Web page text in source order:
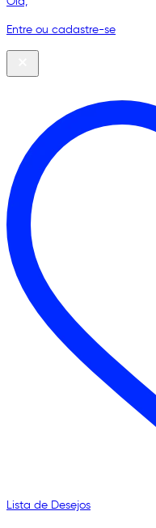
Entre ou cadastre-se
Lista de Desejos